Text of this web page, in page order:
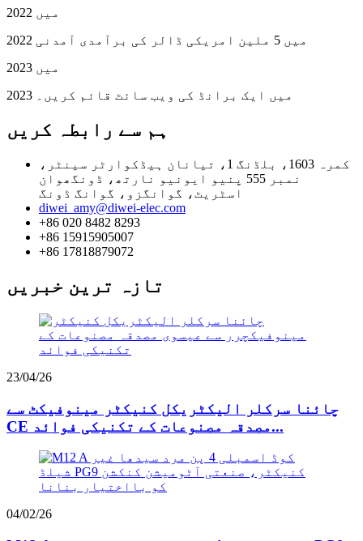
2022 میں
2022 میں 5 ملین امریکی ڈالر کی برآمدی آمدنی
2023 میں
2023 میں ایک برانڈ کی ویب سائٹ قائم کریں۔
ہم سے رابطہ کریں
کمرہ 1603، بلڈنگ 1، تیانان ہیڈکوارٹر سینٹر،
نمبر 555 پنیو ایونیو نارتھ، ڈونگھوان
اسٹریٹ، گوانگزو، گوانگ ڈونگ
diwei_amy@diwei-elec.com
+86 020 8482 8293
+86 15915905007
+86 17818879072
تازہ ترین خبریں
23/04/26
چائنا سرکلر الیکٹریکل کنیکٹر مینوفیکٹ سے
CE مصدقہ مصنوعات کے تکنیکی فوائد...
04/02/26